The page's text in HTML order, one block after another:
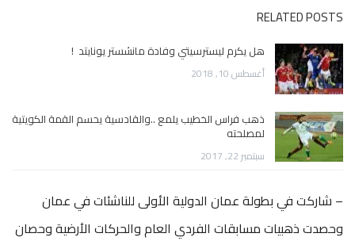
RELATED POSTS
هل يكرم ليسترسيتي وفادة مانشستر يونايتد !
أغسطس 10, 2018
ذهب فراس الخطيب يلمع ..والقادسية يحسم القمة الكويتية
لمصلحته
سبتمبر 22, 2017
– شاركت في بطولة عمان الدولية الأولى للناشئات في عمان
وحصدت ذهبيات مسابقات الفردي العام والحركات الأرضية وحصان